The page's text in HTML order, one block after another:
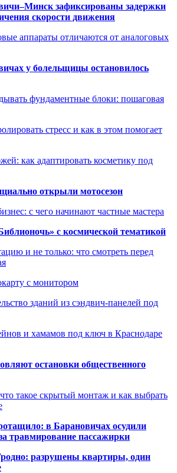
зафиксированы задержки
скорости движения
аппараты отличаются от аналоговых
у болельщицы остановилось
фундаментные блоки: пошаговая
стресс и как в этом помогает
как адаптировать косметику под
открыли мотосезон
с чего начинают частные мастера
с космической тематикой
и не только: что смотреть перед
с монитором
зданий из сэндвич-панелей под
и хамамов под ключ в Краснодаре
остановки общественного
такое скрытый монтаж и как выбрать
в Барановичах осудили
травмирование пассажирки
разрушены квартиры, один